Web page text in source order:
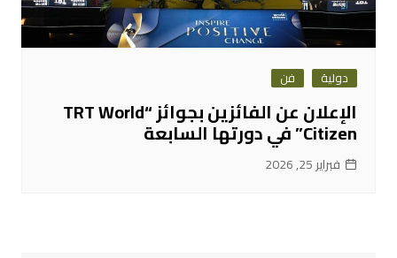
دولية فن
الإعلان عن الفائزين بجوائز “TRT World
Citizen” في دورتها السابعة
فبراير 25, 2026